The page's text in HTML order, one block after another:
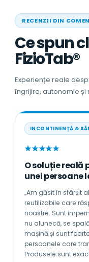
RECENZII DIN
Ce spun
FizioTab®
Experiențe reale
îngrijire, autonomie și
INCONTINENȚĂ &
★★★★★
O soluție reală
unei persoane
„Am găsit în sfârșit
reutilizabile care răspund exact
noastre. Sunt
nu alunecă, se spală foarte bine la
mașină și sunt
persoanele care
Produsele sunt